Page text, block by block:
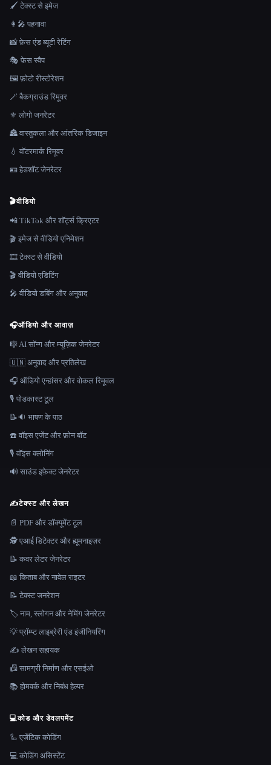
🖌️ टेक्स्ट से इमेज
👩‍🎤 पहनावा
📸 फ़ेस एंड ब्यूटी रेटिंग
🎭 फ़ेस स्वैप
🖼️ फ़ोटो रीस्टोरेशन
🪄 बैकग्राउंड रिमूवर
⚜️ लोगो जनरेटर
🏯 वास्तुकला और आंतरिक डिजाइन
💧 वॉटरमार्क रिमूवर
🪪 हेडशॉट जेनरेटर
🎬वीडियो
📲 TikTok और शॉर्ट्स क्रिएटर
🎬 इमेज से वीडियो एनिमेशन
🎞️ टेक्स्ट से वीडियो
🎬 वीडियो एडिटिंग
🎤 वीडियो डबिंग और अनुवाद
🎧ऑडियो और आवाज़
🎼 AI सॉन्ग और म्यूज़िक जेनरेटर
🇺🇳 अनुवाद और प्रतिलेख
🎧 ऑडियो एन्हांसर और वोकल रिमूवल
🎙️ पोडकास्ट टूल
📝🔉 भाषण के पाठ
☎️ वॉइस एजेंट और फ़ोन बॉट
🎙️ वॉइस क्लोनिंग
🔊 साउंड इफ़ेक्ट जेनरेटर
✍️टेक्स्ट और लेखन
📄 PDF और डॉक्यूमेंट टूल
🕵️ एआई डिटेक्टर और ह्यूमनाइज़र
📝 कवर लेटर जेनरेटर
📖 किताब और नावेल राइटर
📝 टेक्स्ट जनरेशन
🏷️ नाम, स्लोगन और नेमिंग जेनरेटर
💡 प्रॉम्प्ट लाइब्रेरी एंड इंजीनियरिंग
✍️ लेखन सहायक
📠 सामग्री निर्माण और एसईओ
📚 होमवर्क और निबंध हेल्पर
💻कोड और डेवलपमेंट
🦾 एजेंटिक कोडिंग
💻 कोडिंग असिस्टेंट